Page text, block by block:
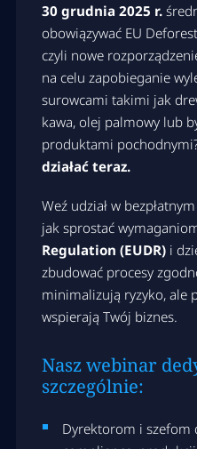
30 grudnia 2025 r.
obowiązywać EU
czyli nowe
na celu zapobieganie
surowcami takimi jak
kawa, olej palmowy lub
produktami
działać teraz.
Weź udział w
jak sprostać
Regulation (EUDR) i
zbudować procesy
minimalizują ryzyko, ale
wspierają Twój biznes.
Nasz webinar
szczególnie:
Dyrektorom i szefom